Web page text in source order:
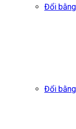
Đổi
Đổi